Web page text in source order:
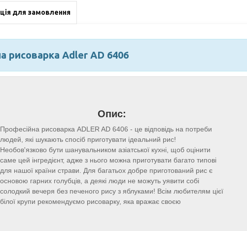
для замовлення
рисоварка Adler AD 6406
Опис:
Професійна рисоварка ADLER AD 6406 - це відповідь на потреби
людей, які шукають спосіб приготувати ідеальний рис!
Необов'язково бути шанувальником азіатської кухні, щоб оцінити
саме цей інгредієнт, адже з нього можна приготувати багато типові
для нашої країни страви. Для багатьох добре приготований рис є
основою гарних голубців, а деякі люди не можуть уявити собі
солодкий вечеря без печеного рису з яблуками! Всім любителям цієї
білої крупи рекомендуємо рисоварку, яка вражає своєю